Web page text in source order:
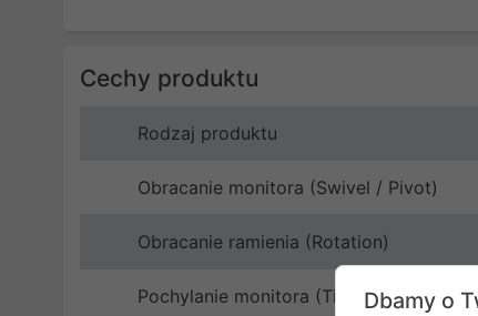
Cechy produktu
Rodzaj produktu
Obracanie monitora (Swivel / Pivot)
Obracanie ramienia (Rotation)
Pochylanie monitora (Tilt) Dbamy o